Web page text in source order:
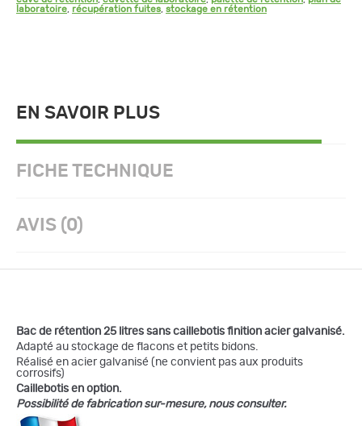
laboratoire récupération fuites stockage en rétention
EN SAVOIR PLUS
FICHE TECHNIQUE
AVIS (0)
Bac de rétention 25 litres sans caillebotis finition acier galvanisé.
Adapté au stockage de flacons et petits bidons.
Réalisé en acier galvanisé (ne convient pas aux produits
corrosifs)
Caillebotis en option.
Possibilité de fabrication sur-mesure, nous consulter.